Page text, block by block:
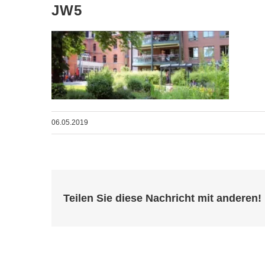
JW5
06.05.2019
Teilen Sie diese Nachricht mit anderen!